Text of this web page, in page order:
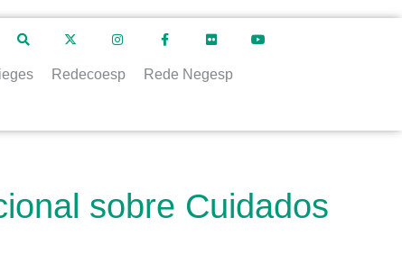
Redecoesp Rede Negesp
sobre Cuidados